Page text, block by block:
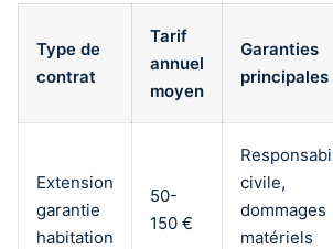
Type de
contrat
Tarif
annuel
moyen
Garanties
principales
Extension
garantie
habitation
50-
150 €
civile,
dommages
matériels